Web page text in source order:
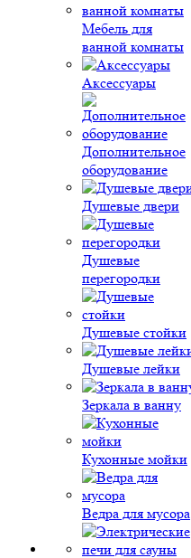
Мебель для
ванной комнаты
Аксессуары
Дополнительное
оборудование
Душевые двери
Душевые
перегородки
Душевые стойки
Душевые лейки
Зеркала в ванну
Кухонные мойки
Ведра для мусора